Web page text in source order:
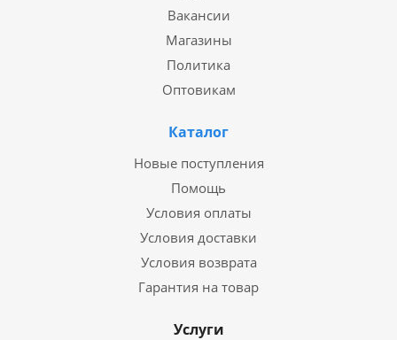
Вакансии
Магазины
Политика
Оптовикам
Каталог
Новые поступления
Помощь
Условия оплаты
Условия доставки
Условия возврата
Гарантия на товар
Услуги